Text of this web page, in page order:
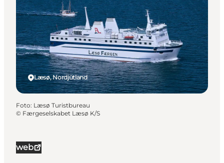
web
Læsø, Nordjütland
Foto: Læsø Turistbureau
© Færgeselskabet Læsø K/S